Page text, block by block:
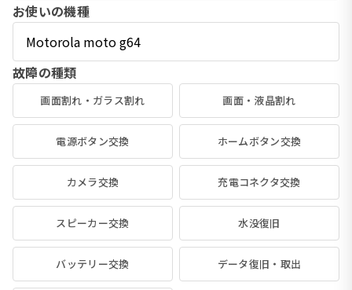
お使いの機種
故障の種類
画面割れ・ガラス割れ 画面・液晶割れ
電源ボタン交換 ホームボタン交換
カメラ交換 充電コネクタ交換
スピーカー交換 水没復旧
バッテリー交換 データ復旧・取出